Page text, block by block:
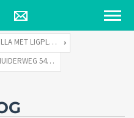
WATERVILLA MET LIGPLAATS
LANGE MUIDERWEG 544S WEESP-36